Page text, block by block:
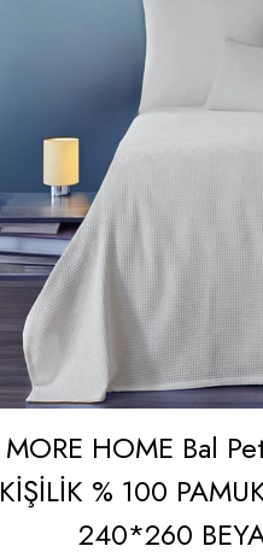
MORE HOME Bal
KİŞİLİK % 100
240*260